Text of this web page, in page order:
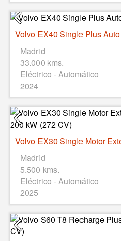
Volvo EX40 Single Plus
Madrid
33.000 kms.
Eléctrico - Automático
2024
Madrid
5.500 kms.
Eléctrico - Automático
2025